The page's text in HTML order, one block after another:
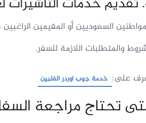
السعوديين أو المقيمين
والمتطلبات اللازمة للسفر.
على: خدمة جوب اوردر الفلبين
تحتاج مراجعة